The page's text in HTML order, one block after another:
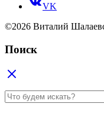
VK
©2026 Виталий
Поиск